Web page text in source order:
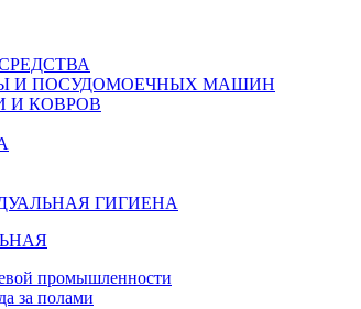
И ПОСУДОМОЕЧНЫХ МАШИН
И КОВРОВ
ГИГИЕНА
промышленности
за полами